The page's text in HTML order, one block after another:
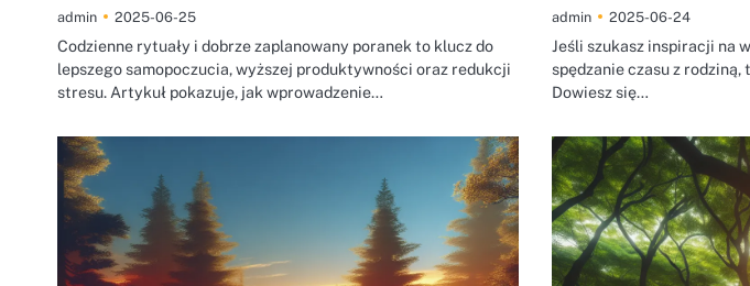
admin 2025-06-25
Codzienne rytuały i dobrze zaplanowany poranek to klucz do
lepszego samopoczucia, wyższej produktywności oraz redukcji
stresu. Artykuł pokazuje, jak wprowadzenie…
admin 2025-06-24
Jeśli szukasz inspiracji na
spędzanie czasu z rodziną,
Dowiesz się…